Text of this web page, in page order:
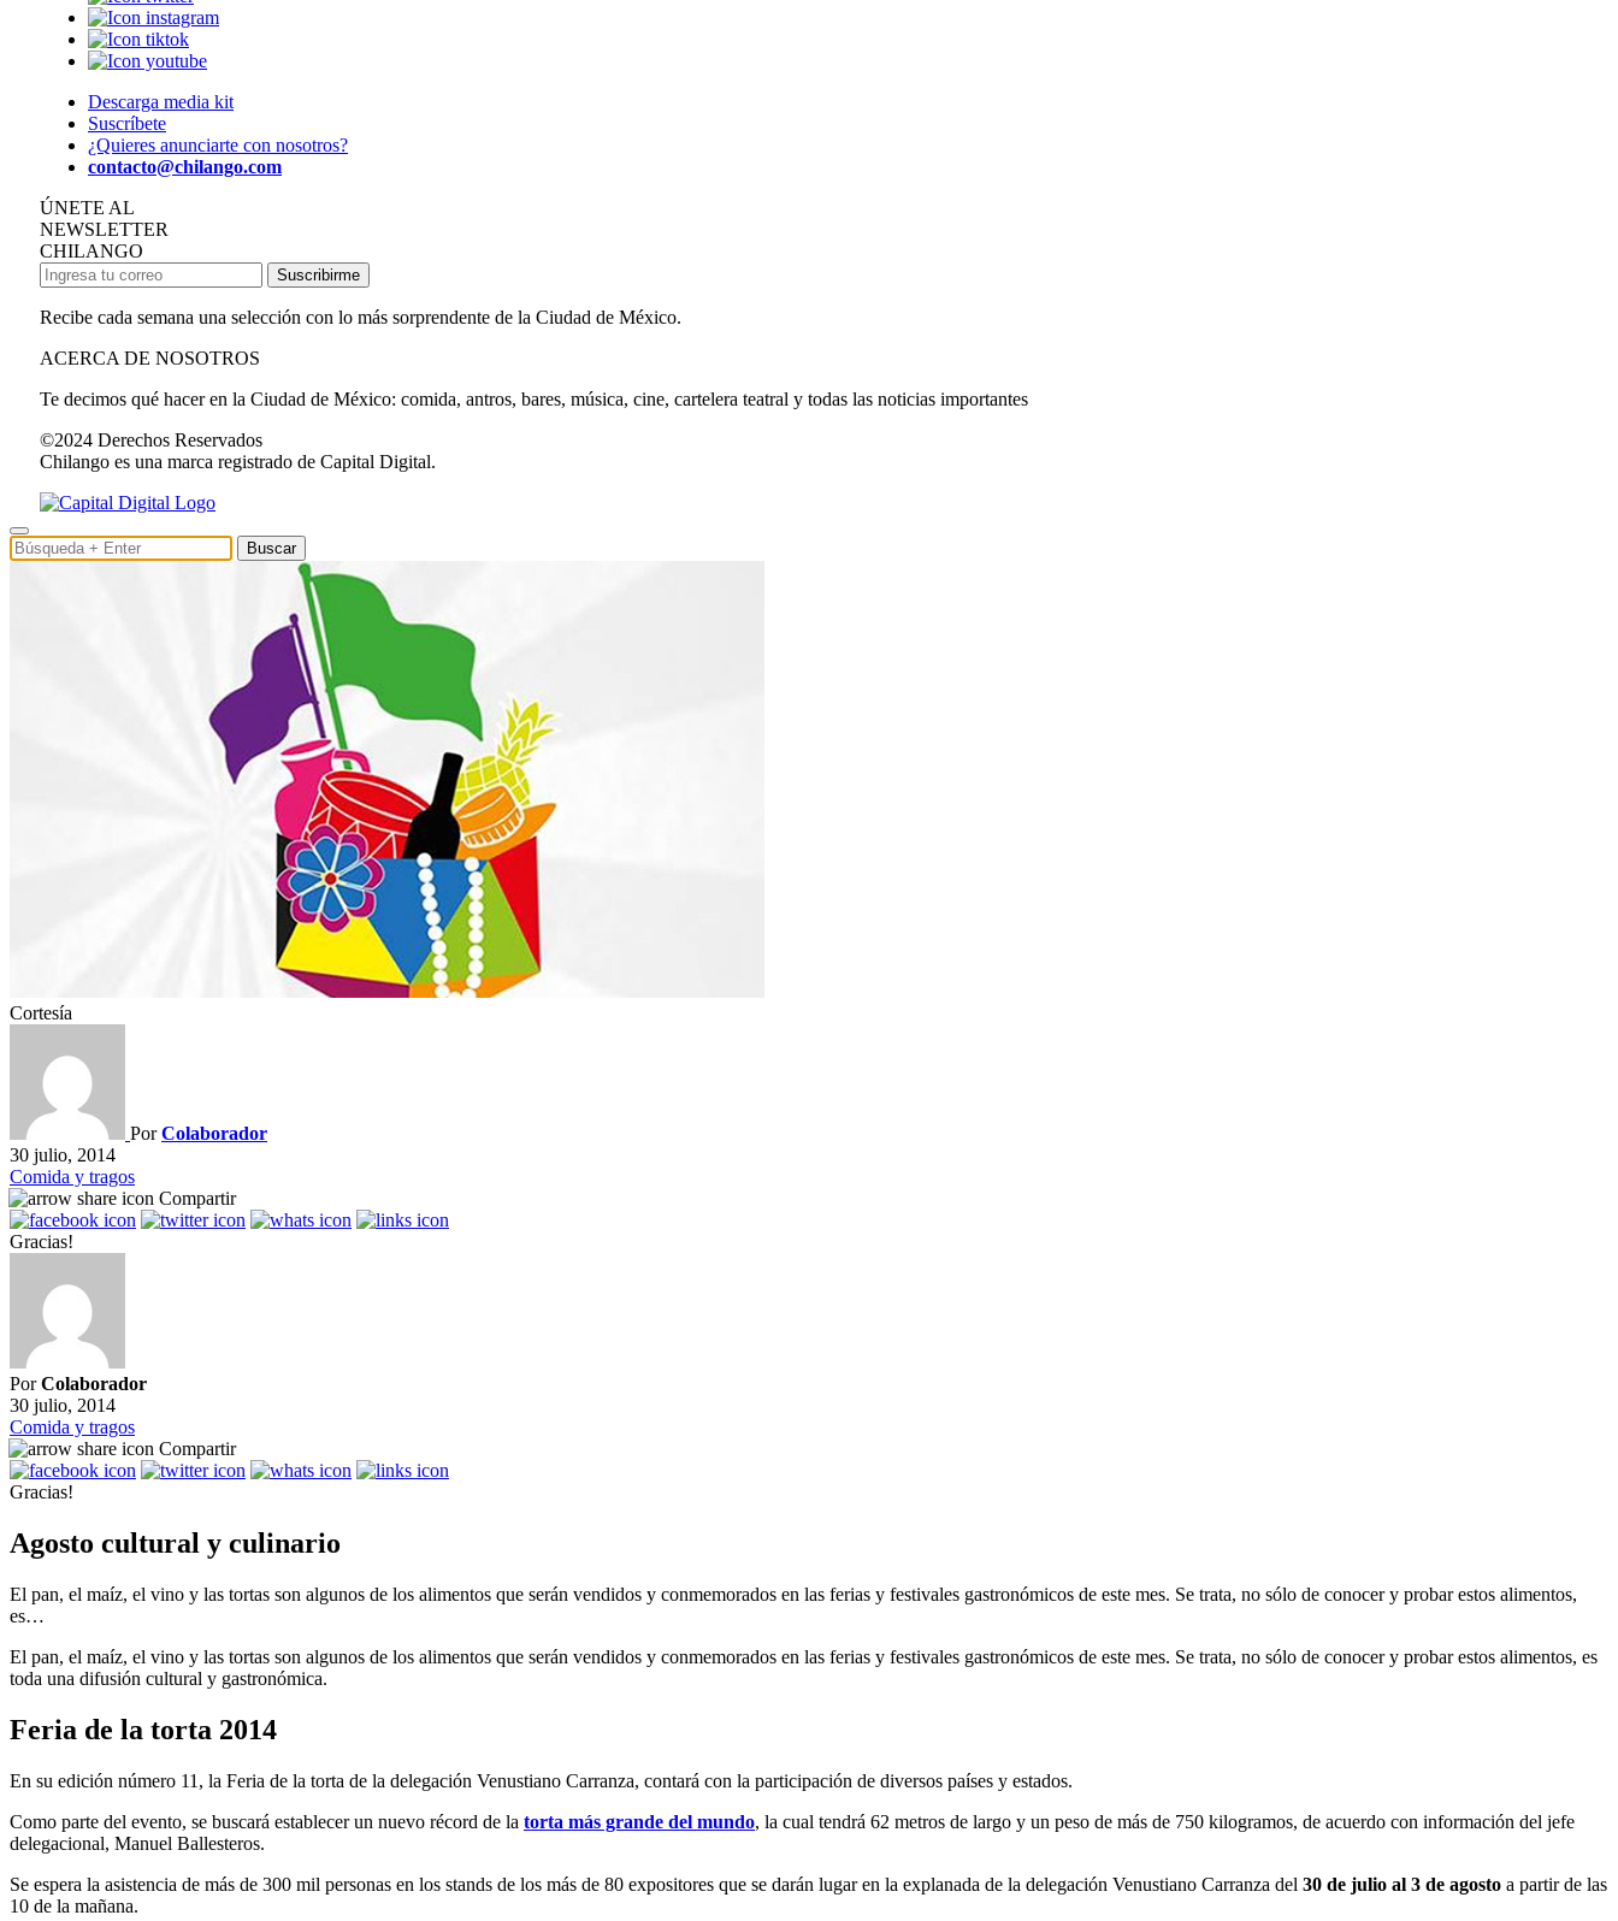
Descarga media kit
Suscríbete
¿Quieres anunciarte con nosotros?
contacto@chilango.com
ÚNETE AL
NEWSLETTER
CHILANGO
Suscribirme
Recibe cada semana una selección con lo más sorprendente de la Ciudad de México.
ACERCA DE NOSOTROS
Te decimos qué hacer en la Ciudad de México: comida, antros, bares, música, cine, cartelera teatral y todas las noticias importantes
©2024 Derechos Reservados
Chilango es una marca registrado de Capital Digital.
Buscar
Cortesía
PorColaborador
30 julio, 2014
Comida y tragos
Compartir
Gracias!
PorColaborador
30 julio, 2014
Comida y tragos
Compartir
Gracias!
Agosto cultural y culinario
El pan, el maíz, el vino y las tortas son algunos de los alimentos que serán vendidos y conmemorados en las ferias y festivales gastronómicos de este mes. Se trata, no sólo de conocer y probar estos alimentos,
es…
El pan, el maíz, el vino y las tortas son algunos de los alimentos que serán vendidos y conmemorados en las ferias y festivales gastronómicos de este mes. Se trata, no sólo de conocer y probar estos alimentos, es
toda una difusión cultural y gastronómica.
Feria de la torta 2014
En su edición número 11, la Feria de la torta de la delegación Venustiano Carranza, contará con la participación de diversos países y estados.
Como parte del evento, se buscará establecer un nuevo récord de la torta más grande del mundo, la cual tendrá 62 metros de largo y un peso de más de 750 kilogramos, de acuerdo con información del jefe
delegacional, Manuel Ballesteros.
Se espera la asistencia de más de 300 mil personas en los stands de los más de 80 expositores que se darán lugar en la explanada de la delegación Venustiano Carranza del 30 de julio al 3 de agosto a partir de las
10 de la mañana.